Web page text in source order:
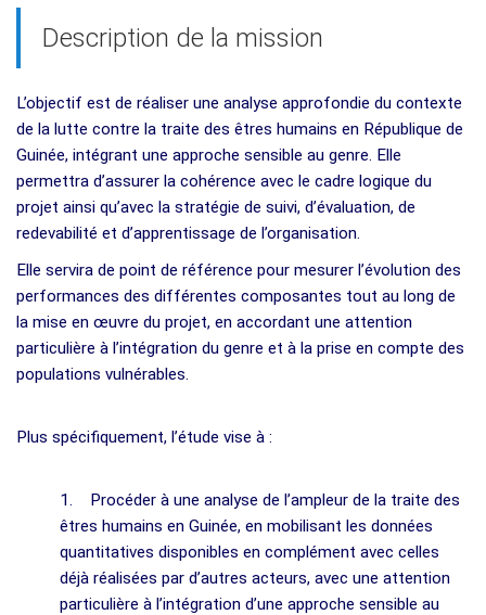
Description de la mission
L’objectif est de réaliser une analyse approfondie du contexte
de la lutte contre la traite des êtres humains en République de
Guinée, intégrant une approche sensible au genre. Elle
permettra d’assurer la cohérence avec le cadre logique du
projet ainsi qu’avec la stratégie de suivi, d’évaluation, de
redevabilité et d’apprentissage de l’organisation.
Elle servira de point de référence pour mesurer l’évolution des
performances des différentes composantes tout au long de
la mise en œuvre du projet, en accordant une attention
particulière à l’intégration du genre et à la prise en compte des
populations vulnérables.
Plus spécifiquement, l’étude vise à :
1. Procéder à une analyse de l’ampleur de la traite des
êtres humains en Guinée, en mobilisant les données
quantitatives disponibles en complément avec celles
déjà réalisées par d’autres acteurs, avec une attention
particulière à l’intégration d’une approche sensible au